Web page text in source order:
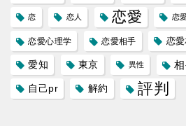
恋 恋人 恋愛 恋
恋愛心理学 恋愛相手 恋
愛知 東京 異性
自己pr 解約 評判